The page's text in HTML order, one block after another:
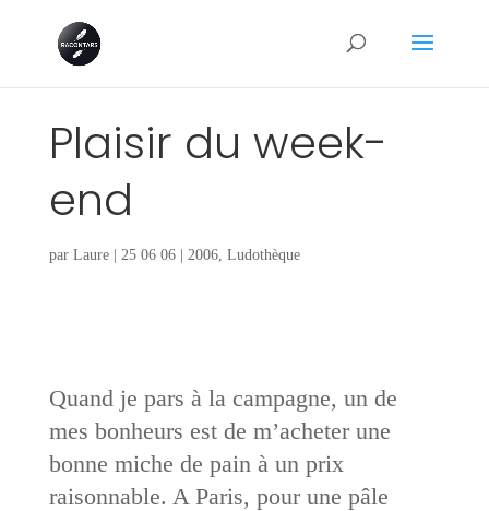
Plaisir du week-
end
par Laure| 25 06 06| 2006, Ludothèque
Quand je pars à la campagne, un de
mes bonheurs est de m’acheter une
bonne miche de pain à un prix
raisonnable. A Paris, pour une pâle